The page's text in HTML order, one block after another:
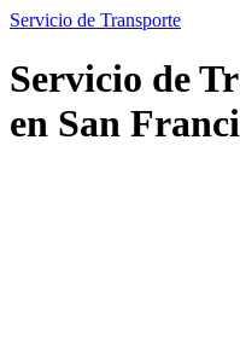
Servicio de Transporte
Servicio de
en San